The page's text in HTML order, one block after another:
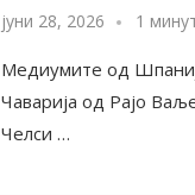
јуни 28, 2026 1
Медиумите од
Чаварија од Рајо
Челси …